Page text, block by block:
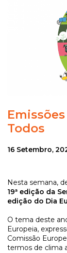
Todos
16 Setembro,
Nesta semana,
19ª edição da
edição do Dia
O tema deste
Europeia,
Comissão
termos de clima